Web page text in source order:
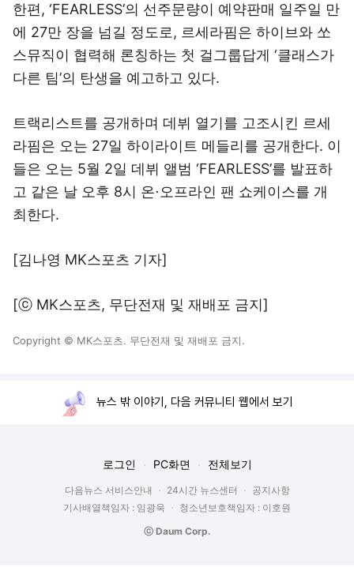
한편, ‘FEARLESS’의 선주문량이 예약판매 일주일 만
에 27만 장을 넘길 정도로, 르세라핌은 하이브와 쏘
스뮤직이 협력해 론칭하는 첫 걸그룹답게 ‘클래스가
다른 팀’의 탄생을 예고하고 있다.
트랙리스트를 공개하며 데뷔 열기를 고조시킨 르세
라핌은 오는 27일 하이라이트 메들리를 공개한다. 이
들은 오는 5월 2일 데뷔 앨범 ‘FEARLESS’를 발표하
고 같은 날 오후 8시 온⋅오프라인 팬 쇼케이스를 개
최한다.
[김나영 MK스포츠 기자]
[ⓒ MK스포츠, 무단전재 및 재배포 금지]
Copyright © MK스포츠. 무단전재 및 재배포 금지.
뉴스 밖 이야기, 다음 커뮤니티 웹에서 보기
로그인 PC화면 전체보기
다음뉴스 서비스안내 24시간 뉴스센터
공지사항
기사배열책임자 : 임광욱
청소년보호책임자 : 이호원
ⓒ Daum Corp.